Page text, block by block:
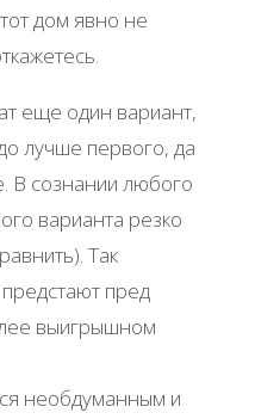
дом явно не
еще один вариант,
лучше первого, да
В сознании любого
варианта резко
Так
пред
выигрышном
необдуманным и